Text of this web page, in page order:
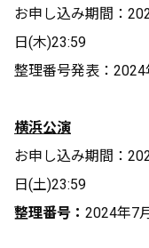
お申し込み期間：
日(木)23:59
整理番号発表：
横浜公演
お申し込み期間：
日(土)23:59
整理番号： 2024年7